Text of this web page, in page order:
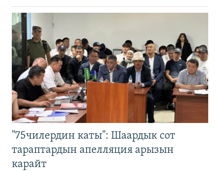
"75чилердин каты": Шаардык сот
тараптардын апелляция арызын
карайт